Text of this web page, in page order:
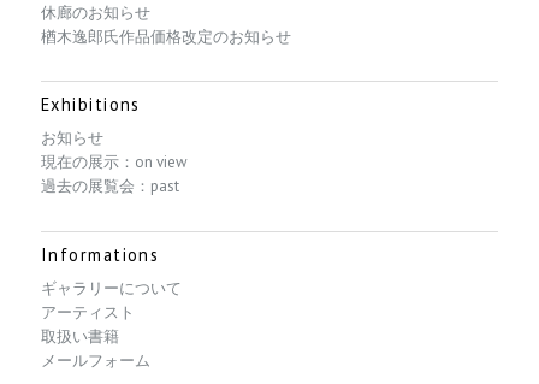
休廊のお知らせ
楢木逸郎氏作品価格改定のお知らせ
Exhibitions
お知らせ
現在の展示：on view
過去の展覧会：past
Informations
ギャラリーについて
アーティスト
取扱い書籍
メールフォーム